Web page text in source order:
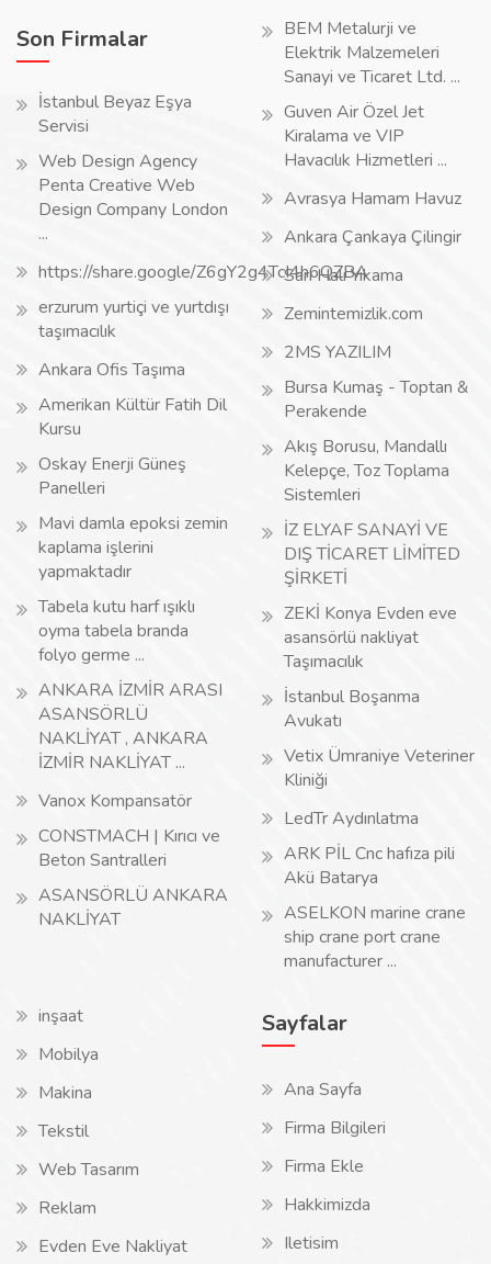
Son Firmalar
İstanbul Beyaz Eşya
Servisi
Web Design Agency
Penta Creative Web
Design Company London
...
https://share.google/Z6gY2g4TcI4h6QZBA
erzurum yurtiçi ve yurtdışı
taşımacılık
Ankara Ofis Taşıma
Amerikan Kültür Fatih Dil
Kursu
Oskay Enerji Güneş
Panelleri
Mavi damla epoksi zemin
kaplama işlerini
yapmaktadır
Tabela kutu harf ışıklı
oyma tabela branda
folyo germe ...
ANKARA İZMİR ARASI
ASANSÖRLÜ
NAKLİYAT , ANKARA
İZMİR NAKLİYAT ...
Vanox Kompansatör
CONSTMACH | Kırıcı ve
Beton Santralleri
ASANSÖRLÜ ANKARA
NAKLİYAT
BEM Metalurji ve
Elektrik Malzemeleri
Sanayi ve Ticaret Ltd. ...
Guven Air Özel Jet
Kiralama ve VIP
Havacılık Hizmetleri ...
Avrasya Hamam Havuz
Ankara Çankaya Çilingir
Sarı Halı Yıkama
Zemintemizlik.com
2MS YAZILIM
Bursa Kumaş - Toptan &
Perakende
Akış Borusu, Mandallı
Kelepçe, Toz Toplama
Sistemleri
İZ ELYAF SANAYİ VE
DIŞ TİCARET LİMİTED
ŞİRKETİ
ZEKİ Konya Evden eve
asansörlü nakliyat
Taşımacılık
İstanbul Boşanma
Avukatı
Vetix Ümraniye Veteriner
Kliniği
LedTr Aydınlatma
ARK PİL Cnc hafıza pili
Akü Batarya
ASELKON marine crane
ship crane port crane
manufacturer ...
inşaat
Mobilya
Makina
Tekstil
Web Tasarım
Reklam
Evden Eve Nakliyat
Sayfalar
Ana Sayfa
Firma Bilgileri
Firma Ekle
Hakkimizda
Iletisim